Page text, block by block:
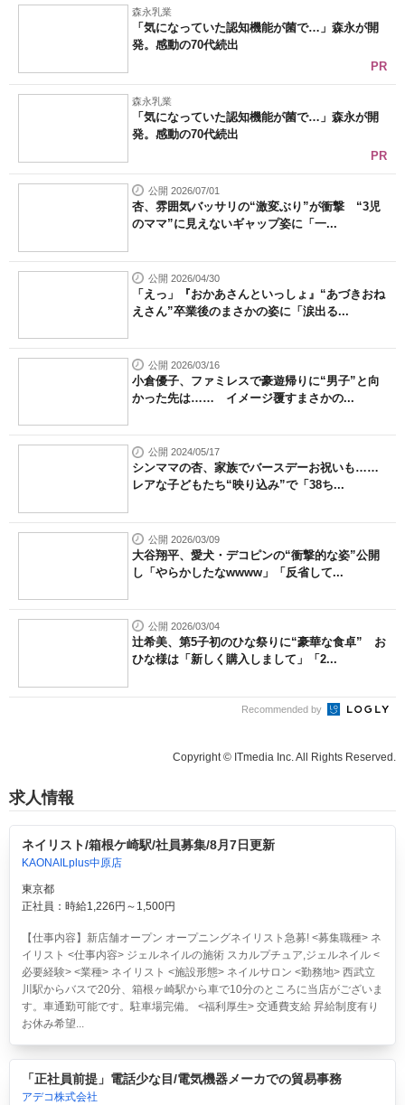
森永乳業
「気になっていた認知機能が菌で…」森永が開
発。感動の70代続出
PR
森永乳業
「気になっていた認知機能が菌で…」森永が開
発。感動の70代続出
PR
公開 2026/07/01
杏、雰囲気バッサリの“激変ぶり”が衝撃 “3児
のママ”に見えないギャップ姿に「一...
公開 2026/04/30
「えっ」『おかあさんといっしょ』“あづきおね
えさん”卒業後のまさかの姿に「涙出る...
公開 2026/03/16
小倉優子、ファミレスで豪遊帰りに“男子”と向
かった先は…… イメージ覆すまさかの...
公開 2024/05/17
シンママの杏、家族でバースデーお祝いも……
レアな子どもたち“映り込み”で「38ち...
公開 2026/03/09
大谷翔平、愛犬・デコピンの“衝撃的な姿”公開
し「やらかしたなwwww」「反省して...
公開 2026/03/04
辻希美、第5子初のひな祭りに“豪華な食卓” お
ひな様は「新しく購入しまして」「2...
Recommended by
Copyright © ITmedia Inc. All Rights Reserved.
求人情報
ネイリスト/箱根ケ崎駅/社員募集/8月7日更新
KAONAILplus中原店
東京都
正社員：時給1,226円～1,500円
【仕事内容】新店舗オープン オープニングネイリスト急募! <募集職種> ネ
イリスト <仕事内容> ジェルネイルの施術 スカルプチュア,ジェルネイル <
必要経験> <業種> ネイリスト <施設形態> ネイルサロン <勤務地> 西武立
川駅からバスで20分、箱根ヶ崎駅から車で10分のところに当店がございま
す。車通勤可能です。駐車場完備。 <福利厚生> 交通費支給 昇給制度有り
お休み希望...
「正社員前提」電話少な目/電気機器メーカでの貿易事務
アデコ株式会社